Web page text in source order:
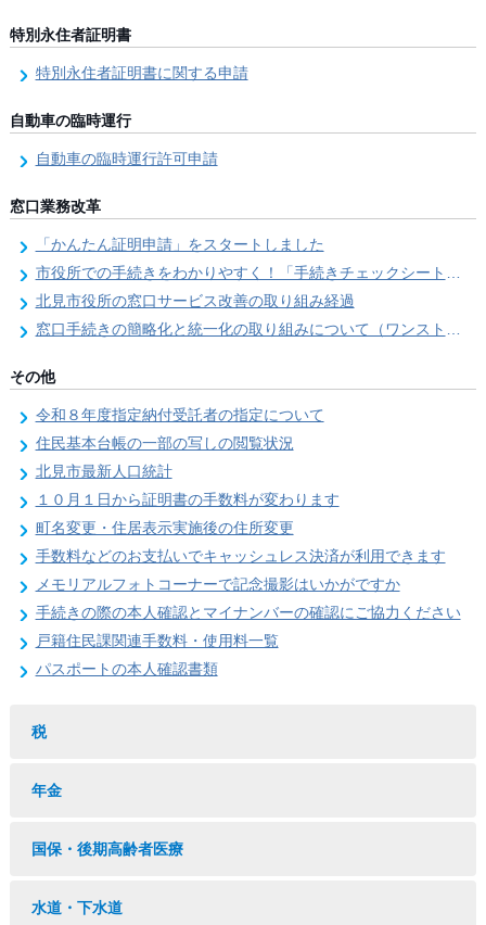
特別永住者証明書
特別永住者証明書に関する申請
自動車の臨時運行
自動車の臨時運行許可申請
窓口業務改革
「かんたん証明申請」をスタートしました
市役所での手続きをわかりやすく！「手続きチェックシート」を導入しました
北見市役所の窓口サービス改善の取り組み経過
窓口手続きの簡略化と統一化の取り組みについて（ワンストップサービス推進事業）
その他
令和８年度指定納付受託者の指定について
住民基本台帳の一部の写しの閲覧状況
北見市最新人口統計
１０月１日から証明書の手数料が変わります
町名変更・住居表示実施後の住所変更
手数料などのお支払いでキャッシュレス決済が利用できます
メモリアルフォトコーナーで記念撮影はいかがですか
手続きの際の本人確認とマイナンバーの確認にご協力ください
戸籍住民課関連手数料・使用料一覧
パスポートの本人確認書類
税
年金
国保・後期高齢者医療
水道・下水道